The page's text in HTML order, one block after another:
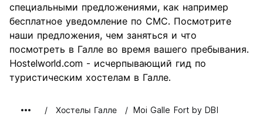
качества
специальными предложениями, как например
бесплатное уведомление по СМС. Посмотрите
наши предложения, чем заняться и что
посмотреть в Галле во время вашего пребывания.
Hostelworld.com - исчерпывающий гид по
туристическим хостелам в Галле.
Хостелы Галле Moi Galle Fort by DBI